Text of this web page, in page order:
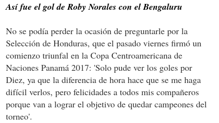
Así fue el gol de Roby Norales con el Bengaluru
No se podía perder la ocasión de preguntarle por la
Selección de Honduras, que el pasado viernes firmó un
comienzo triunfal en la Copa Centroamericana de
Naciones Panamá 2017: 'Solo pude ver los goles por
Diez, ya que la diferencia de hora hace que se me haga
difícil verlos, pero felicidades a todos mis compañeros
porque van a lograr el objetivo de quedar campeones del
torneo'.